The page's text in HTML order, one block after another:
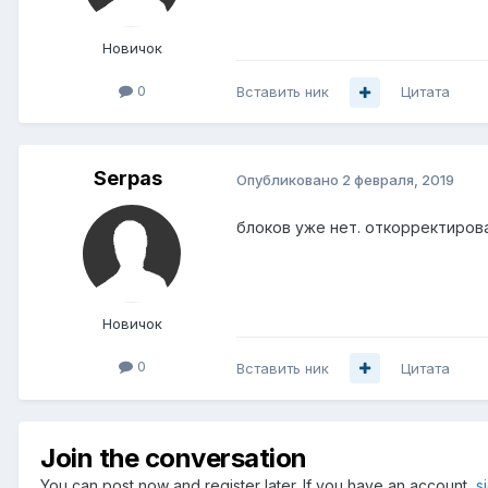
Новичок
0 Вставить ник Цитата
Serpas
Новичок
0
Опубликовано 2 февраля, 2019
блоков уже нет.
Вставить ник Цитата
Join the conversation